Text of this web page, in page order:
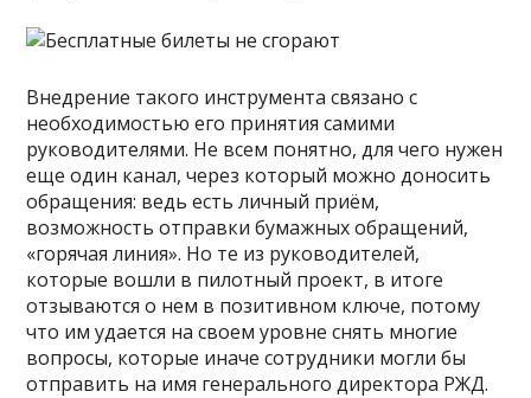
Внедрение такого инструмента связано с
необходимостью его принятия самими
руководителями. Не всем понятно, для чего нужен
еще один канал, через который можно доносить
обращения: ведь есть личный приём,
возможность отправки бумажных обращений,
«горячая линия». Но те из руководителей,
которые вошли в пилотный проект, в итоге
отзываются о нем в позитивном ключе, потому
что им удается на своем уровне снять многие
вопросы, которые иначе сотрудники могли бы
отправить на имя генерального директора РЖД.